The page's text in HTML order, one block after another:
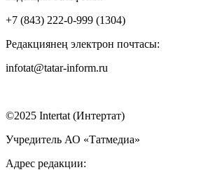
+7 (843) 222-0-999 (1304)
Редакциянең электрон почтасы:
infotat@tatar-inform.ru
©2025 Intertat (Интертат)
Учредитель АО «Татмедиа»
Адрес редакции: